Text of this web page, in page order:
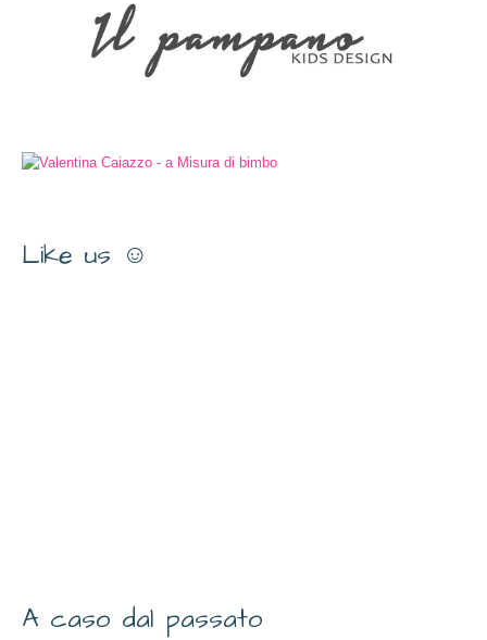
Like us ☺
A caso dal passato